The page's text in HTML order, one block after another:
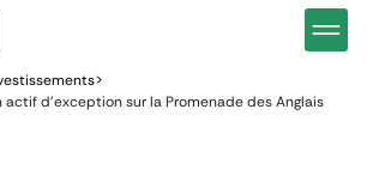
d’investissements hôteliers Nos
dans l’hôtellerie ?
>
actif d’exception sur la Promenade des Anglais